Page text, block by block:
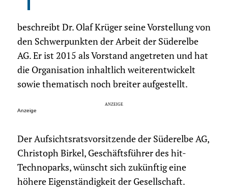
beschreibt Dr. Olaf Krüger seine Vorstellung von
den Schwerpunkten der Arbeit der Süderelbe
AG. Er ist 2015 als Vorstand angetreten und hat
die Organisation inhaltlich weiterentwickelt
sowie thematisch noch breiter aufgestellt.
Anzeige
Der Aufsichtsratsvorsitzende der Süderelbe AG,
Christoph Birkel, Geschäftsführer des hit-
Technoparks, wünscht sich zukünftig eine
höhere Eigenständigkeit der Gesellschaft.